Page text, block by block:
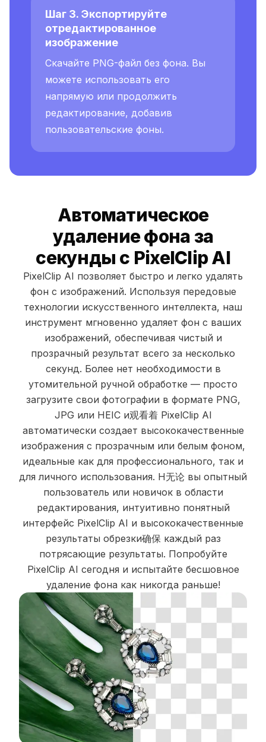
Шаг 3. Экспортируйте
отредактированное
изображение
Скачайте PNG-файл без фона. Вы
можете использовать его
напрямую или продолжить
редактирование, добавив
пользовательские фоны.
Автоматическое
удаление фона за
секунды с PixelClip AI
PixelClip AI позволяет быстро и легко удалять
фон с изображений. Используя передовые
технологии искусственного интеллекта, наш
инструмент мгновенно удаляет фон с ваших
изображений, обеспечивая чистый и
прозрачный результат всего за несколько
секунд. Более нет необходимости в
утомительной ручной обработке — просто
загрузите свои фотографии в формате PNG,
JPG или HEIC и观看着 PixelClip AI
автоматически создает высококачественные
изображения с прозрачным или белым фоном,
идеальные как для профессионального, так и
для личного использования. Н无论 вы опытный
пользователь или новичок в области
редактирования, интуитивно понятный
интерфейс PixelClip AI и высококачественные
результаты обрезки确保 каждый раз
потрясающие результаты. Попробуйте
PixelClip AI сегодня и испытайте бесшовное
удаление фона как никогда раньше!